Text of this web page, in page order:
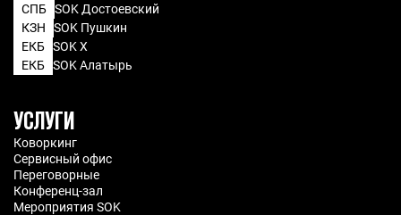
СПБ SOK Достоевский
КЗН
SOK Пушкин
ЕКБ SOK X
ЕКБ SOK Алатырь
УСЛУГИ
Коворкинг
Сервисный офис
Переговорные
Конференц-зал
Мероприятия SOK